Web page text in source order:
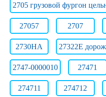
2705 грузовой фургон
27057 2707
2730НА 27322E
2747-0000010 27471
274711 274712